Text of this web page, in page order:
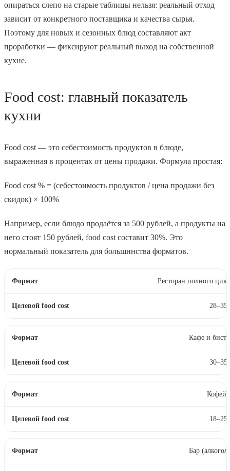
опираться слепо на старые таблицы нельзя: реальный отход
зависит от конкретного поставщика и качества сырья.
Поэтому для новых и сезонных блюд составляют акт
проработки — фиксируют реальный выход на собственной
кухне.
Food cost: главный показатель
кухни
Food cost — это себестоимость продуктов в блюде,
выраженная в процентах от цены продажи. Формула простая:
Food cost % = (себестоимость продуктов / цена продажи без
скидок) × 100%
Например, если блюдо продаётся за 500 рублей, а продукты на
него стоят 150 рублей, food cost составит 30%. Это
нормальный показатель для большинства форматов.
Ресторан полного
Кафе и
Бар